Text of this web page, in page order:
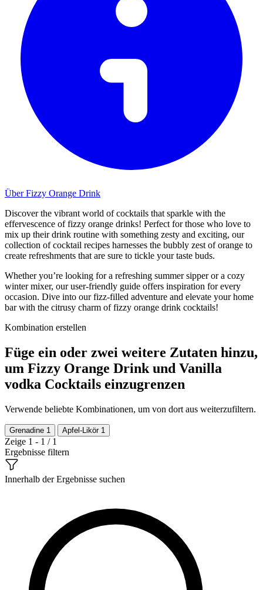
Über Fizzy Orange Drink
Discover the vibrant world of cocktails that sparkle with the
effervescence of fizzy orange drinks! Perfect for those who love to
mix up their drink routine with something zesty and exciting, our
collection of cocktail recipes harnesses the bubbly zest of orange to
create refreshments that are sure to tickle your taste buds.
Whether you’re looking for a refreshing summer sipper or a cozy
winter mixer, our user-friendly guide offers inspiration for every
occasion. Dive into our fizz-filled adventure and elevate your home
bar with the citrusy charm of fizzy orange drink cocktails!
Kombination erstellen
Füge ein oder zwei weitere Zutaten hinzu,
um Fizzy Orange Drink und Vanilla
vodka Cocktails einzugrenzen
Verwende beliebte Kombinationen, um von dort aus weiterzufiltern.
Grenadine 1 Apfel-Likör 1
Zeige 1 - 1 / 1
Ergebnisse filtern
Innerhalb der Ergebnisse suchen